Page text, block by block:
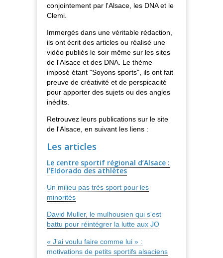
conjointement par l'Alsace, les DNA et le
Clemi.
Immergés dans une véritable rédaction,
ils ont écrit des articles ou réalisé une
vidéo publiés le soir même sur les sites
de l'Alsace et des DNA. Le thème
imposé étant "Soyons sports", ils ont fait
preuve de créativité et de perspicacité
pour apporter des sujets ou des angles
inédits.
Retrouvez leurs publications sur le site
de l'Alsace, en suivant les liens :
Les articles
Le centre sportif régional d’Alsace :
l’Eldorado des athlètes
Un milieu pas très sport pour les
minorités
David Muller, le mulhousien qui s'est
battu pour réintégrer la lutte aux JO
« J’ai voulu faire comme lui » :
motivations de petits sportifs alsaciens